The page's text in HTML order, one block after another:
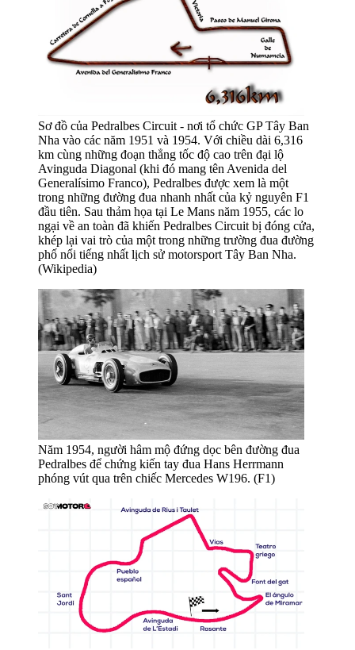
Sơ đồ của Pedralbes Circuit - nơi tổ chức GP Tây Ban
Nha vào các năm 1951 và 1954. Với chiều dài 6,316
km cùng những đoạn thẳng tốc độ cao trên đại lộ
Avinguda Diagonal (khi đó mang tên Avenida del
Generalísimo Franco), Pedralbes được xem là một
trong những đường đua nhanh nhất của kỷ nguyên F1
đầu tiên. Sau thảm họa tại Le Mans năm 1955, các lo
ngại về an toàn đã khiến Pedralbes Circuit bị đóng cửa,
khép lại vai trò của một trong những trường đua đường
phố nổi tiếng nhất lịch sử motorsport Tây Ban Nha.
(Wikipedia)
Năm 1954, người hâm mộ đứng dọc bên đường đua
Pedralbes để chứng kiến tay đua Hans Herrmann
phóng vút qua trên chiếc Mercedes W196. (F1)